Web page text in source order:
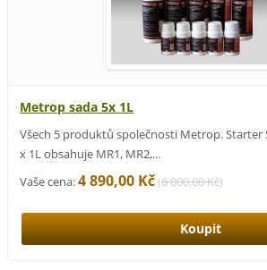
Metrop sada 5x 1L
Všech 5 produktů společnosti Metrop. Starter
x 1L obsahuje MR1, MR2,...
Vaše cena:4 890,00 Kč(6 000,00 Kč)